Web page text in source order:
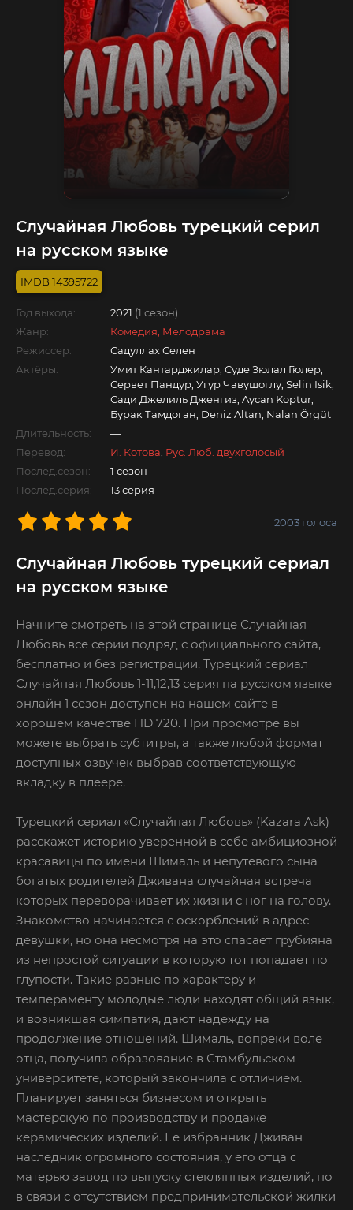
Случайная Любовь турецкий серил
на русском языке
14395722
Год выхода: 2021 (1 сезон)
Жанр:
Комедия, Мелодрама
Режиссер:
Садуллах Селен
Актёры:
Умит Кантарджилар, Суде Зюлал Гюлер,
Сервет Пандур, Угур Чавушоглу, Selin Isik,
Сади Джелиль Дженгиз, Aycan Koptur,
Бурак Тамдоган, Deniz Altan, Nalan Örgüt
Длительность:
—
Перевод:
И. Котова Рус. Люб. двухголосый
Послед.сезон:
1 сезон
Послед.серия:
13 серия
2003 голоса
Случайная Любовь турецкий сериал
на русском языке
Начните смотреть на этой странице Случайная
Любовь все серии подряд с официального сайта,
бесплатно и без регистрации. Турецкий сериал
Случайная Любовь 1-11,12,13 серия на русском языке
онлайн 1 сезон доступен на нашем сайте в
хорошем качестве HD 720. При просмотре вы
можете выбрать субтитры, а также любой формат
доступных озвучек выбрав соответствующую
вкладку в плеере.
Турецкий сериал «Случайная Любовь» (Kazara Ask)
расскажет историю уверенной в себе амбициозной
красавицы по имени Шималь и непутевого сына
богатых родителей Дживана случайная встреча
которых переворачивает их жизни с ног на голову.
Знакомство начинается с оскорблений в адрес
девушки, но она несмотря на это спасает грубияна
из непростой ситуации в которую тот попадает по
глупости. Такие разные по характеру и
темпераменту молодые люди находят общий язык,
и возникшая симпатия, дают надежду на
продолжение отношений. Шималь, вопреки воле
отца, получила образование в Стамбульском
университете, который закончила с отличием.
Планирует заняться бизнесом и открыть
мастерскую по производству и продаже
керамических изделий. Её избранник Дживан
наследник огромного состояния, у его отца с
матерью завод по выпуску стеклянных изделий, но
в связи с отсутствием предпринимательской жилки